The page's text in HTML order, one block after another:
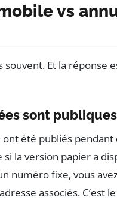
vs
souvent. Et la réponse
sont publiques
été publiés pendant
si la version papier a
numéro fixe, vous
associés. C’est